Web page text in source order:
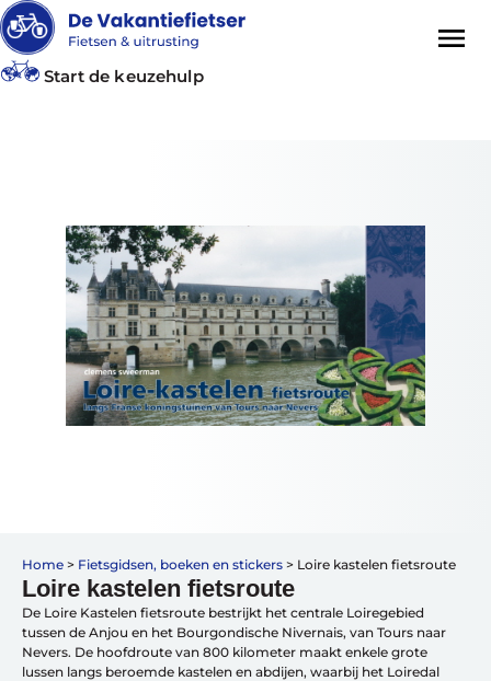
Vakantiefietsen
Intakelijst voor een vakantiefiets
Keuzehulp: Hoe kies je een vakantiefiets
Keuzehulp: Elektrische fiets
Merken
Fietsverzekering Afsluiten
Start de keuzehulp
Home > Fietsgidsen, boeken en stickers > Loire kastelen fietsroute
Loire kastelen fietsroute
De Loire Kastelen fietsroute bestrijkt het centrale Loiregebied
tussen de Anjou en het Bourgondische Nivernais, van Tours naar
Nevers. De hoofdroute van 800 kilometer maakt enkele grote
lussen langs beroemde kastelen en abdijen, waarbij het Loiredal